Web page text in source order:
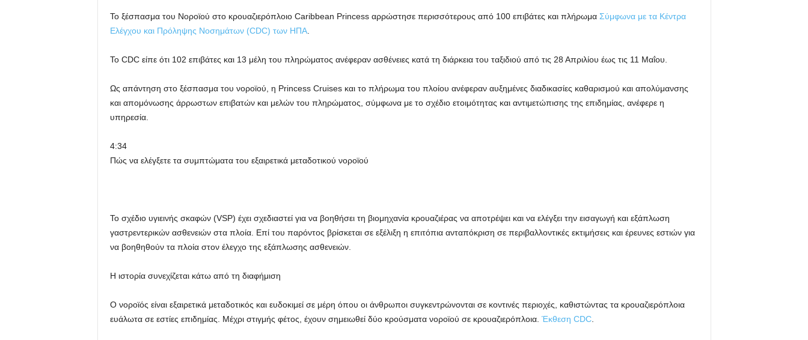
Το ξέσπασμα του Νοροϊού στο κρουαζιερόπλοιο Caribbean Princess αρρώστησε περισσότερους από 100 επιβάτες και πλήρωμα Σύμφωνα με τα Κέντρα
Ελέγχου και Πρόληψης Νοσημάτων (CDC) των ΗΠΑ.
Το CDC είπε ότι 102 επιβάτες και 13 μέλη του πληρώματος ανέφεραν ασθένειες κατά τη διάρκεια του ταξιδιού από τις 28 Απριλίου έως τις 11 Μαΐου.
Ως απάντηση στο ξέσπασμα του νοροϊού, η Princess Cruises και το πλήρωμα του πλοίου ανέφεραν αυξημένες διαδικασίες καθαρισμού και απολύμανσης
και απομόνωσης άρρωστων επιβατών και μελών του πληρώματος, σύμφωνα με το σχέδιο ετοιμότητας και αντιμετώπισης της επιδημίας, ανέφερε η
υπηρεσία.
4:34
Πώς να ελέγξετε τα συμπτώματα του εξαιρετικά μεταδοτικού νοροϊού
Το σχέδιο υγιεινής σκαφών (VSP) έχει σχεδιαστεί για να βοηθήσει τη βιομηχανία κρουαζιέρας να αποτρέψει και να ελέγξει την εισαγωγή και εξάπλωση
γαστρεντερικών ασθενειών στα πλοία. Επί του παρόντος βρίσκεται σε εξέλιξη η επιτόπια ανταπόκριση σε περιβαλλοντικές εκτιμήσεις και έρευνες εστιών για
να βοηθηθούν τα πλοία στον έλεγχο της εξάπλωσης ασθενειών.
Η ιστορία συνεχίζεται κάτω από τη διαφήμιση
Ο νοροϊός είναι εξαιρετικά μεταδοτικός και ευδοκιμεί σε μέρη όπου οι άνθρωποι συγκεντρώνονται σε κοντινές περιοχές, καθιστώντας τα κρουαζιερόπλοια
ευάλωτα σε εστίες επιδημίας. Μέχρι στιγμής φέτος, έχουν σημειωθεί δύο κρούσματα νοροϊού σε κρουαζιερόπλοια. Έκθεση CDC.